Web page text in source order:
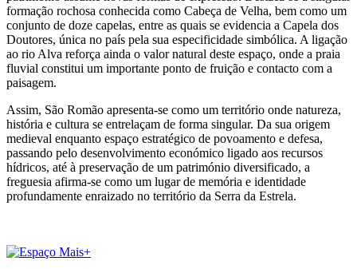
formação rochosa conhecida como Cabeça de Velha, bem como um
conjunto de doze capelas, entre as quais se evidencia a Capela dos
Doutores, única no país pela sua especificidade simbólica. A ligação
ao rio Alva reforça ainda o valor natural deste espaço, onde a praia
fluvial constitui um importante ponto de fruição e contacto com a
paisagem.
Assim, São Romão apresenta-se como um território onde natureza,
história e cultura se entrelaçam de forma singular. Da sua origem
medieval enquanto espaço estratégico de povoamento e defesa,
passando pelo desenvolvimento económico ligado aos recursos
hídricos, até à preservação de um património diversificado, a
freguesia afirma-se como um lugar de memória e identidade
profundamente enraizado no território da Serra da Estrela.